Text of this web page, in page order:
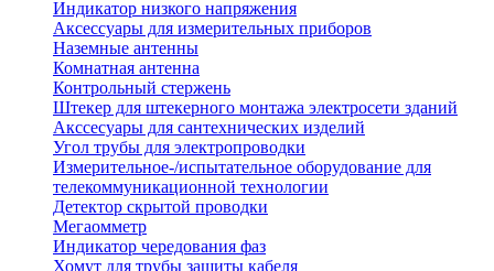
Индикатор низкого напряжения
Аксессуары для измерительных приборов
Наземные антенны
Комнатная антенна
Контрольный стержень
Штекер для штекерного монтажа электросети зданий
Акссесуары для сантехнических изделий
Угол трубы для электропроводки
Измерительное-/испытательное оборудование для
телекоммуникационной технологии
Детектор скрытой проводки
Мегаомметр
Индикатор чередования фаз
Хомут для трубы защиты кабеля